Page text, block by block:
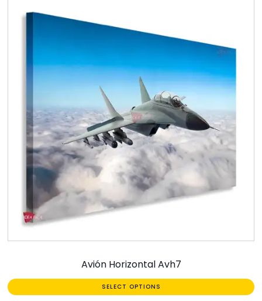
Avión Horizontal Avh7
SELECT OPTIONS